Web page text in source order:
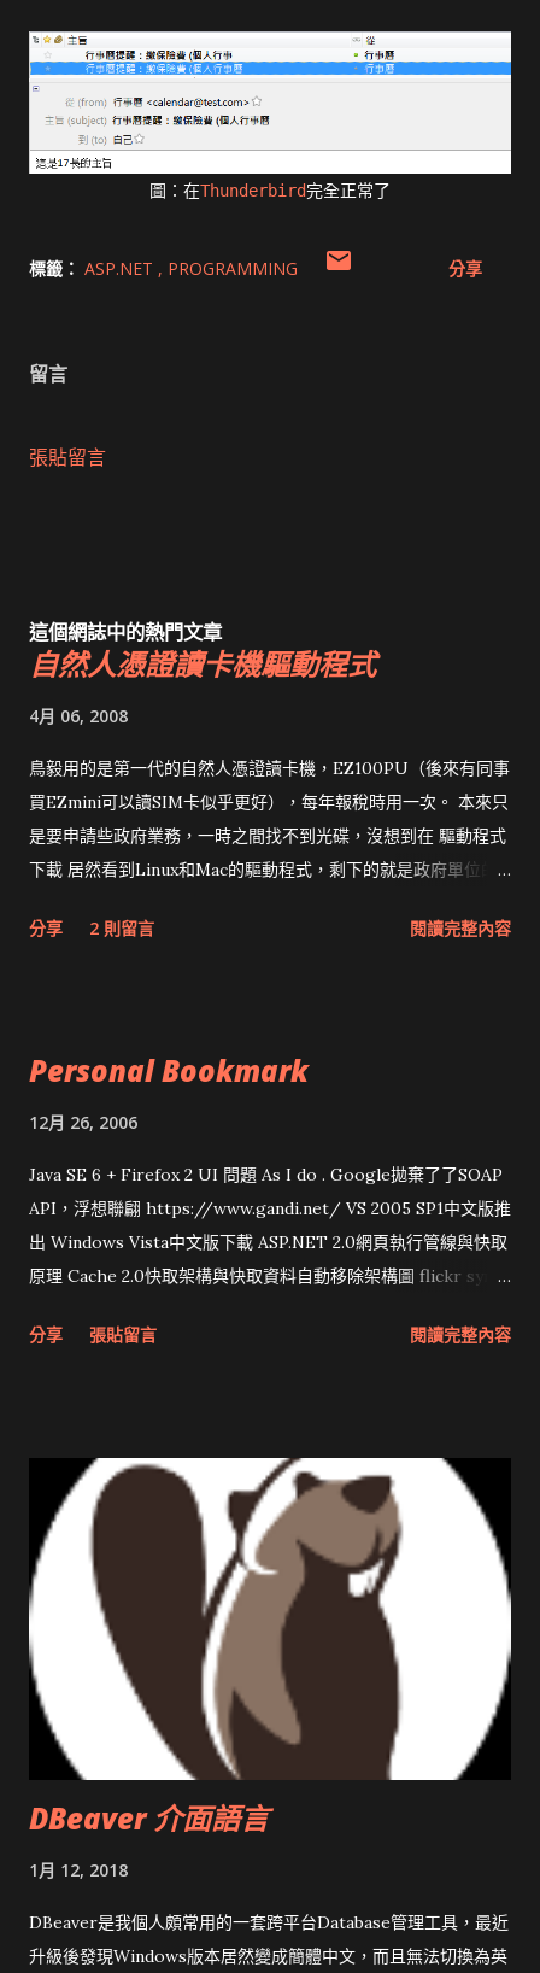
圖：在Thunderbird完全正常了
標籤： ASP.NET PROGRAMMING 分享
留言
張貼留言
這個網誌中的熱門文章
自然人憑證讀卡機驅動程式
4月 06, 2008
鳥毅用的是第一代的自然人憑證讀卡機，EZ100PU（後來有同事
買EZmini可以讀SIM卡似乎更好），每年報稅時用一次。 本來只
是要申請些政府業務，一時之間找不到光碟，沒想到在 驅動程式
下載 居然看到Linux和Mac的驅動程式，剩下的就是政府單位的
分享 2 則留言 閱讀完整內容
Personal Bookmark
12月 26, 2006
Java SE 6 + Firefox 2 UI 問題 As I do . Google拋棄了了SOAP
API，浮想聯翩 https://www.gandi.net/ VS 2005 SP1中文版推
出 Windows Vista中文版下載 ASP.NET 2.0網頁執行管線與快取
原理 Cache 2.0快取架構與快取資料自動移除架構圖 flickr sync
圖治推動改革 Wait and see 國內某SOC疑遭駭客入侵 大砲開講
分享 張貼留言 閱讀完整內容
DBeaver 介面語言
1月 12, 2018
DBeaver是我個人頗常用的一套跨平台Database管理工具，最近
升級後發現Windows版本居然變成簡體中文，而且無法切換為英